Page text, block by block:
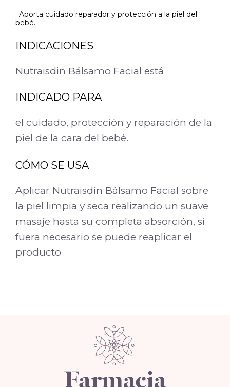
· Aporta cuidado reparador y protección a la piel del
bebé.
INDICACIONES
Nutraisdin Bálsamo Facial está
INDICADO PARA
el cuidado, protección y reparación de la
piel de la cara del bebé.
CÓMO SE USA
Aplicar Nutraisdin Bálsamo Facial sobre
la piel limpia y seca realizando un suave
masaje hasta su completa absorción, si
fuera necesario se puede reaplicar el
producto